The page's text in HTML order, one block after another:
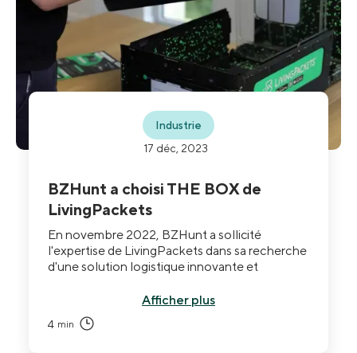
Industrie
17 déc, 2023
BZHunt a choisi THE BOX de
LivingPackets
En novembre 2022, BZHunt a sollicité
l'expertise de LivingPackets dans sa recherche
d'une solution logistique innovante et
Afficher plus
4 min